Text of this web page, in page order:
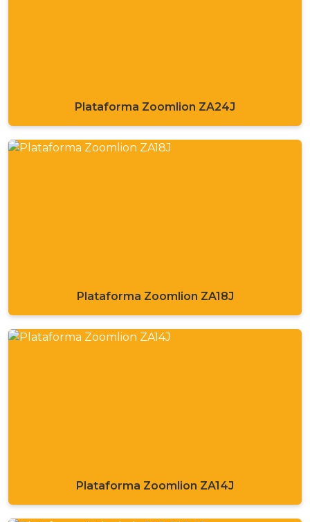
Plataforma Zoomlion ZA24J
Plataforma Zoomlion ZA18J
Plataforma Zoomlion ZA14J